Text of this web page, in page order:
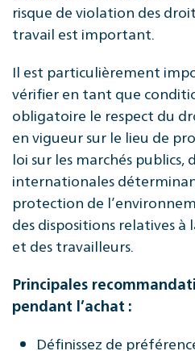
risque de violation des
travail est important.
Il est particulièrement
vérifier en tant que
obligatoire le respect du
en vigueur sur le lieu de
loi sur les marchés publics,
internationales
protection de
des dispositions relatives
et des travailleurs.
Principales
pendant l’achat :
Définissez de